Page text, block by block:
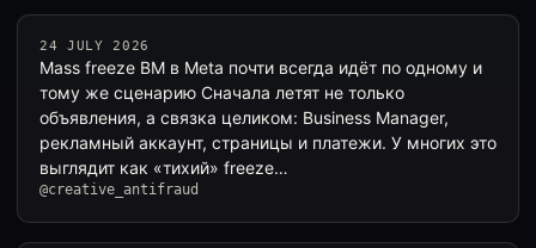
24 JULY 2026
Mass freeze BM в Meta почти всегда идёт по одному и
тому же сценарию Сначала летят не только
объявления, а связка целиком: Business Manager,
рекламный аккаунт, страницы и платежи. У многих это
выглядит как «тихий» freeze…
@creative_antifraud